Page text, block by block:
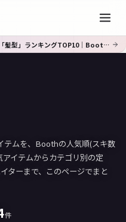
【2026年6月】VRChat人気「髪型」ランキングTOP10｜Booth傾向分析
テムを、Boothの人気順(スキ数
イテムからカテゴリ別の定
ターまで、このページでまと
件